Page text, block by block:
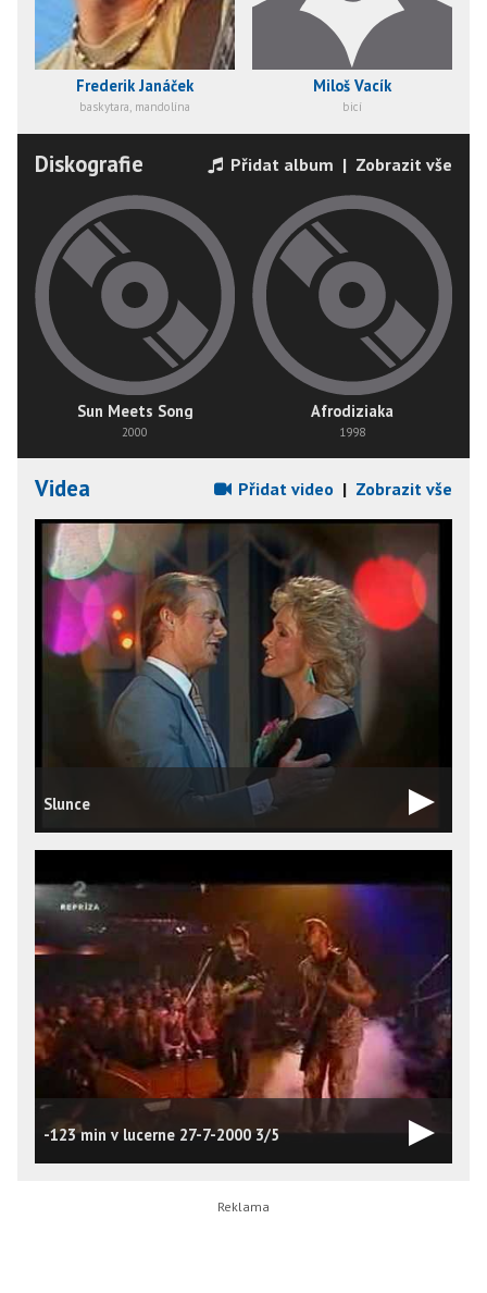
Frederik Janáček
baskytara, mandolína
Miloš Vacík
bicí
Diskografie Přidat album | Zobrazit vše
Sun Meets Song
2000
Afrodiziaka
1998
Videa Přidat video | Zobrazit vše
Slunce
-123 min v lucerne 27-7-2000 3/5